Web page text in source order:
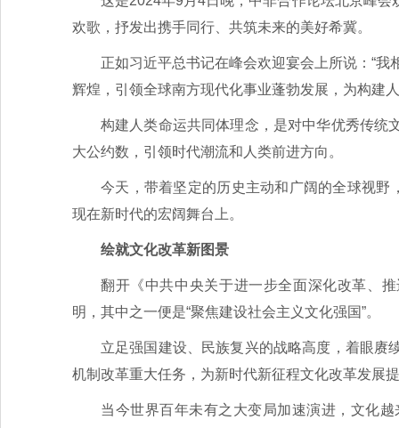
欢歌，抒发出携手同行、共筑未来的美好希冀。
正如习近平总书记在峰会欢迎宴会上所说：“
辉煌，引领全球南方现代化事业蓬勃发展，为构建
构建人类命运共同体理念，是对中华优秀传统
大公约数，引领时代潮流和人类前进方向。
今天，带着坚定的历史主动和广阔的全球视野
现在新时代的宏阔舞台上。
绘就文化改革新图景
翻开《中共中央关于进一步全面深化改革、
明，其中之一便是“聚焦建设社会主义文化强国”。
立足强国建设、民族复兴的战略高度，着眼赓
机制改革重大任务，为新时代新征程文化改革发展
当今世界百年未有之大变局加速演进，文化